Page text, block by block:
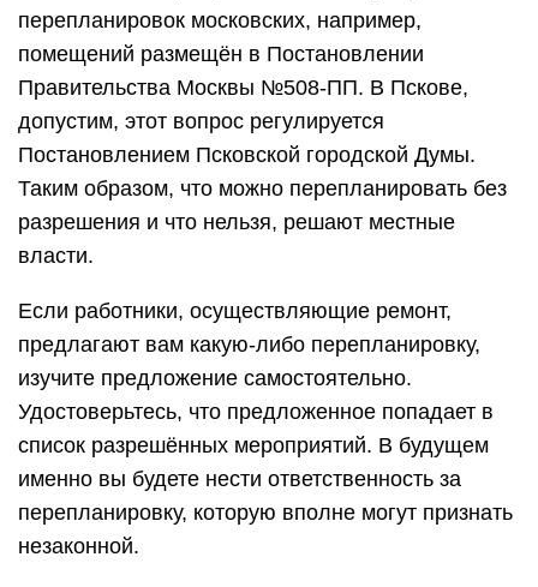
перепланировок московских, например,
помещений размещён в Постановлении
Правительства Москвы №508-ПП. В Пскове,
допустим, этот вопрос регулируется
Постановлением Псковской городской Думы.
Таким образом, что можно перепланировать без
разрешения и что нельзя, решают местные
власти.
Если работники, осуществляющие ремонт,
предлагают вам какую-либо перепланировку,
изучите предложение самостоятельно.
Удостоверьтесь, что предложенное попадает в
список разрешённых мероприятий. В будущем
именно вы будете нести ответственность за
перепланировку, которую вполне могут признать
незаконной.